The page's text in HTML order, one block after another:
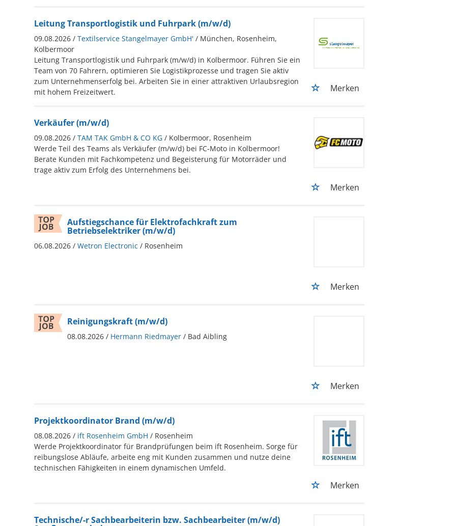
Leitung Transportlogistik und Fuhrpark (m/w/d)
09.08.2026 / Textilservice Stangelmayer GmbH' / München, Rosenheim,
Kolbermoor
Leitung Transportlogistik und Fuhrpark (m/w/d) in Kolbermoor. Führen Sie ein
Team von 70 Fahrern, optimieren Sie Logistikprozesse und tragen Sie aktiv
zum Unternehmenserfolg bei. Arbeiten Sie in einer attraktiven Urlaubsregion
mit hohem Freizeitwert.
Merken
Verkäufer (m/w/d)
09.08.2026 / TAM TAK GmbH & CO KG / Kolbermoor, Rosenheim
Werde Teil des Teams als Verkäufer (m/w/d) bei FC-Moto in Kolbermoor!
Berate Kunden mit Fachkompetenz und Begeisterung für Motorräder und
trage aktiv zum Erfolg des Unternehmens bei.
Merken
Aufstiegschance für Elektrofachkraft zum
Betriebselektriker (m/w/d)
06.08.2026 / Wetron Electronic / Rosenheim
Merken
Reinigungskraft (m/w/d)
08.08.2026 / Hermann Riedmayer / Bad Aibling
Merken
Projektkoordinator Brand (m/w/d)
08.08.2026 / ift Rosenheim GmbH / Rosenheim
Werde Projektkoordinator für Brandprüfungen beim ift Rosenheim. Sorge für
reibungslose Abläufe, arbeite eng mit Kunden zusammen und nutze deine
technischen Fähigkeiten in einem dynamischen Umfeld.
Merken
Technische/-r Sachbearbeiterin bzw. Sachbearbeiter (m/w/d)